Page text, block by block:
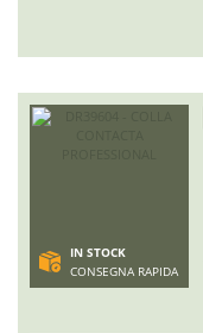
IN STOCK
CONSEGNA RAPIDA